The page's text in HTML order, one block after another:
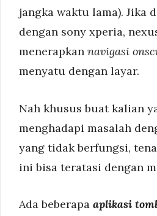
jangka waktu lama). Jika
dengan sony xperia,
menerapkan navigasi
menyatu dengan layar.
Nah khusus buat kalian
menghadapi masalah
yang tidak berfungsi,
ini bisa teratasi dengan
Ada beberapa aplikasi